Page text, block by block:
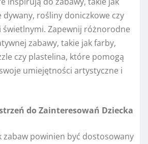
rośliny doniczkowe czy
świetlnymi. Zapewnij różnorodne
zabawy, takie jak farby,
czy plastelina, które pomogą
umiejętności artystyczne i
do Zainteresowań Dziecka
zabaw powinien być dostosowany